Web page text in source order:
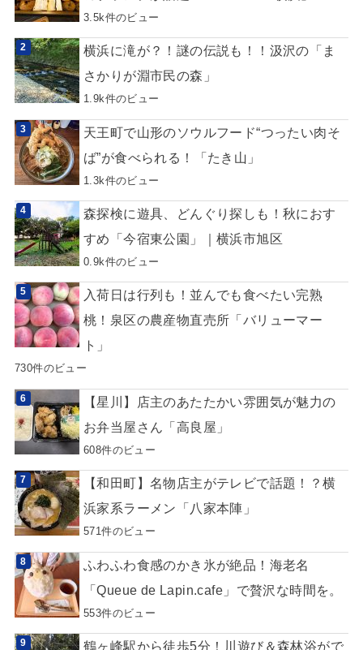
3.5k件のビュー
横浜に滝が？！謎の伝説も！！汲沢の「ま
さかりが淵市民の森」
1.9k件のビュー
天王町で山形のソウルフード“つったい肉そ
ば”が食べられる！「たき山」
1.3k件のビュー
森探検に遊具、どんぐり探しも！秋におす
すめ「今宿東公園」｜横浜市旭区
0.9k件のビュー
入荷日は行列も！並んでも食べたい完熟
桃！泉区の農産物直売所「バリューマー
ト」
730件のビュー
【星川】店主のあたたかい雰囲気が魅力の
お弁当屋さん「高良屋」
608件のビュー
【和田町】名物店主がテレビで話題！？横
浜家系ラーメン「八家本陣」
571件のビュー
ふわふわ食感のかき氷が絶品！海老名
「Queue de Lapin.cafe」で贅沢な時間を。
553件のビュー
鶴ヶ峰駅から徒歩5分！川遊び＆森林浴がで